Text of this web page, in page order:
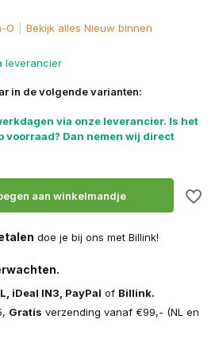
O Bekijk alles Nieuw binnen
leverancier
in de volgende varianten:
via onze leverancier. Is het
voorraad? Dan nemen wij direct
aan winkelmandje
doe je bij ons met Billink!
iDeal IN3, PayPal of Billink.
Gratis verzending vanaf €99,- (NL en